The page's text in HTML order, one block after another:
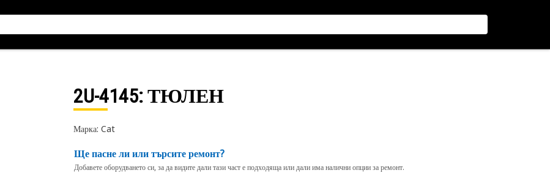
2U-4145: ТЮЛЕН
Марка: Cat
Ще пасне ли или търсите ремонт?
Добавете оборудването си, за да видите дали тази част е подходяща или дали има налични опции за ремонт.